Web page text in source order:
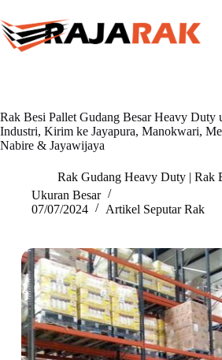
to
content
Rak Besi Pallet Gudang Besar Heavy Duty
Industri, Kirim ke Jayapura, Manokwari,
Nabire & Jayawijaya
Rak Gudang Heavy Duty | Rak
Ukuran Besar
07/07/2024
Artikel Seputar Rak